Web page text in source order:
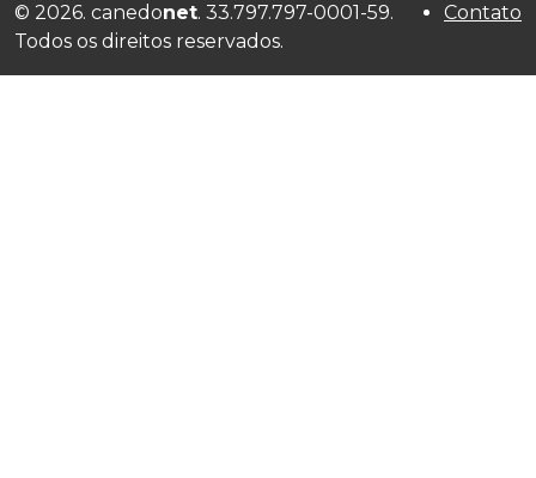
© 2026. canedonet. 33.797.797-0001-59.
Todos os direitos reservados.
Contato